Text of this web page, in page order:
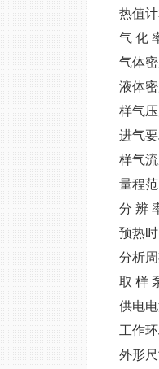
热值
气 化
气体
液体
样气
进气
样气
量程
分 辨
预热
分析
取 样
供电
工作
外形